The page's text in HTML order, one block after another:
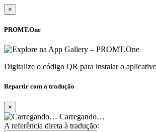
×
PROMT.One
Digitalize o código QR para instalar o
Repartir com a tradução
×
Carregando…
A referência direta à tradução: